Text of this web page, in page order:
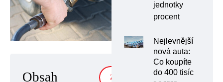
Obsah ZOBRAZIT
jednotky
procent
Nejlevnější
nová auta:
Co koupíte
do 400 tisíc